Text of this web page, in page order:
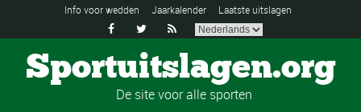
Info voor wedden Jaarkalender Laatste uitslagen
  
Sportuitslagen.org
De site voor alle sporten